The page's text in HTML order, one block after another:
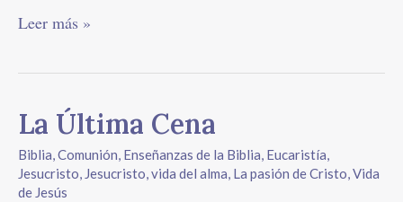
Leer más »
La Última Cena
Biblia,Comunión, Enseñanzas de la Biblia, Eucaristía,
Jesucristo, Jesucristo, vida del alma, La pasión de Cristo,Vida
de Jesús
La
Última
Cena